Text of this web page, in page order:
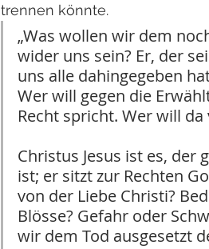
trennen könnte.
„Was wollen wir dem
wider uns sein? Er, der
uns alle dahingegeben
Wer will gegen die
Recht spricht. Wer will
Christus Jesus ist es,
ist; er sitzt zur Rechten
von der Liebe Christi?
Blösse? Gefahr oder
wir dem Tod ausgesetzt